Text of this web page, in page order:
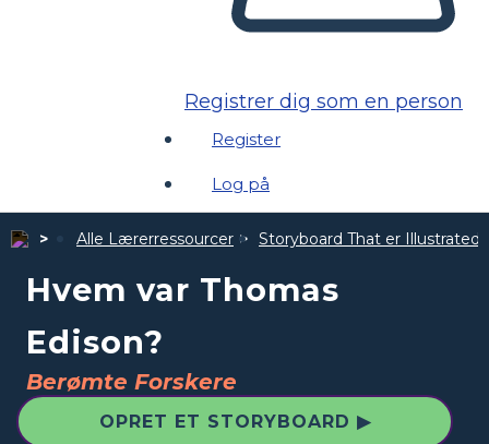
Registrer dig som en person
Register
Log på
Alle Lærerressourcer Storyboard That er Illustrated
Hvem var Thomas
Edison?
Berømte Forskere
OPRET ET STORYBOARD ▶